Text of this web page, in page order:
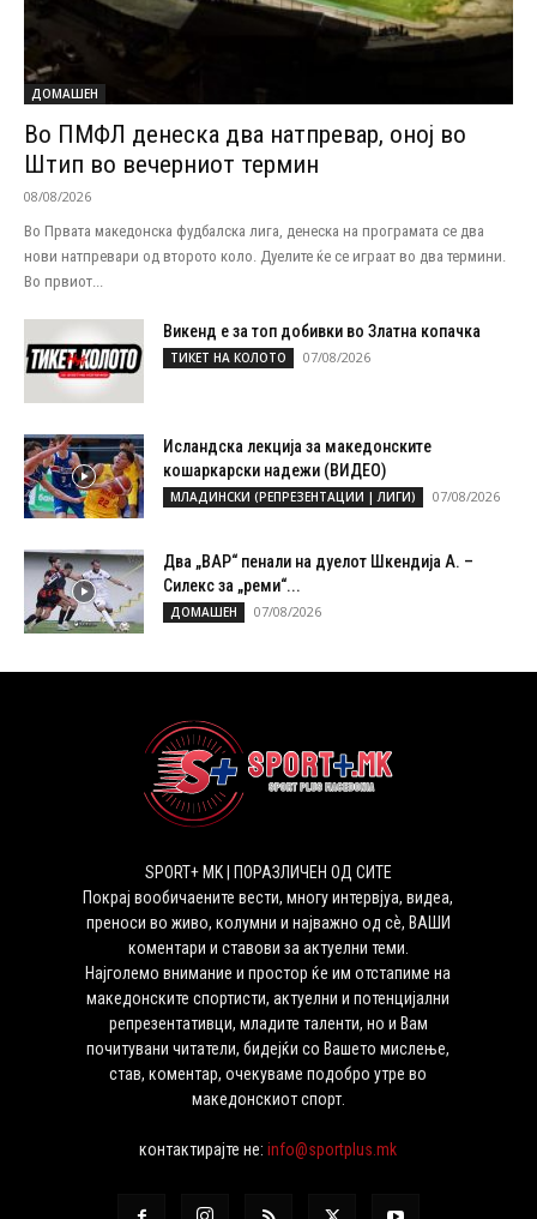
ДОМАШЕН
Во ПМФЛ денеска два натпревар, оној во
Штип во вечерниот термин
08/08/2026
Во Првата македонска фудбалска лига, денеска на програмата се два
нови натпревари од второто коло. Дуелите ќе се играат во два термини.
Во првиот...
Викенд е за топ добивки во Златна копачка
ТИКЕТ НА КОЛОТО 07/08/2026
Исландска лекција за македонските
кошаркарски надежи (ВИДЕО)
МЛАДИНСКИ (РЕПРЕЗЕНТАЦИИ | ЛИГИ) 07/08/2026
Два „ВАР“ пенали на дуелот Шкендија А. –
Силекс за „реми“...
ДОМАШЕН 07/08/2026
SPORT+ MK | ПОРАЗЛИЧЕН ОД СИТЕ
Покрај вообичаените вести, многу интервјуа, видеа,
преноси во живо, колумни и најважно од сѐ, ВАШИ
коментари и ставови за актуелни теми.
Најголемо внимание и простор ќе им отстапиме на
македонските спортисти, актуелни и потенцијални
репрезентативци, младите таленти, но и Вам
почитувани читатели, бидејќи со Вашето мислење,
став, коментар, очекуваме подобро утре во
македонскиот спорт.
контактирајте не:info@sportplus.mk